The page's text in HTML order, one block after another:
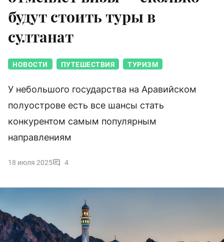
будут стоить туры в
султанат
НОВОСТИ ПУТЕШЕСТВИЯ ТУРИЗМ
У небольшого государства на Аравийском
полуострове есть все шансы стать
конкурентом самым популярным
направлениям
18 июля 2025 4